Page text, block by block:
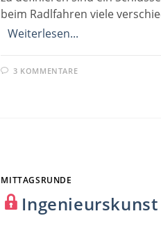
beim Radlfahren viele
Weiterlesen...
3 KOMMENTARE
MITTAGSRUNDE
Ingenieurskunst